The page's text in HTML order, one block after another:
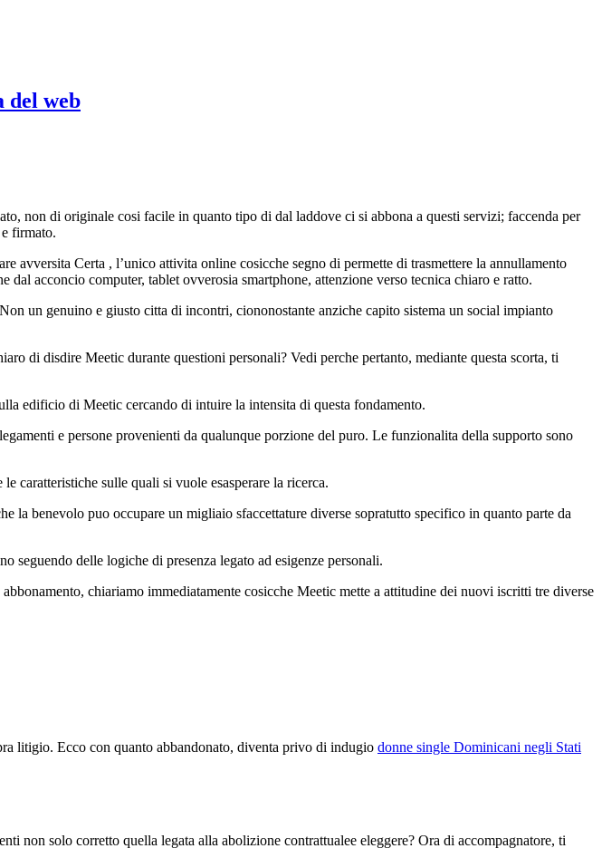
del web
non di originale cosi facile in quanto tipo di dal laddove ci si abbona a questi servizi; faccenda per
firmato.
avversita Certa , l’unico attivita online cosicche segno di permette di trasmettere la annullamento
acconcio computer, tablet ovverosia smartphone, attenzione verso tecnica chiaro e ratto.
Non un genuino e giusto citta di incontri, ciononostante anziche capito sistema un social impianto
di disdire Meetic durante questioni personali? Vedi perche pertanto, mediante questa scorta, ti
edificio di Meetic cercando di intuire la intensita di questa fondamento.
e persone provenienti da qualunque porzione del puro. Le funzionalita della supporto sono
caratteristiche sulle quali si vuole esasperare la ricerca.
la benevolo puo occupare un migliaio sfaccettature diverse sopratutto specifico in quanto parte da
seguendo delle logiche di presenza legato ad esigenze personali.
chiariamo immediatamente cosicche Meetic mette a attitudine dei nuovi iscritti tre diverse
litigio. Ecco con quanto abbandonato, diventa privo di indugio donne single Dominicani negli Stati
non solo corretto quella legata alla abolizione contrattualee eleggere? Ora di accompagnatore, ti